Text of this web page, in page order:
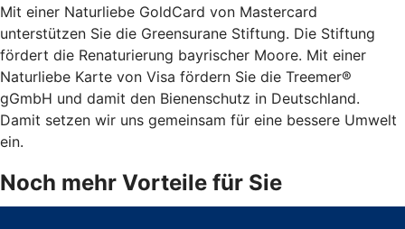
Mit einer Naturliebe GoldCard von Mastercard
unterstützen Sie die Greensurane Stiftung. Die Stiftung
fördert die Renaturierung bayrischer Moore. Mit einer
Naturliebe Karte von Visa fördern Sie die Treemer®
gGmbH und damit den Bienenschutz in Deutschland.
Damit setzen wir uns gemeinsam für eine bessere Umwelt
ein.
Noch mehr Vorteile für Sie